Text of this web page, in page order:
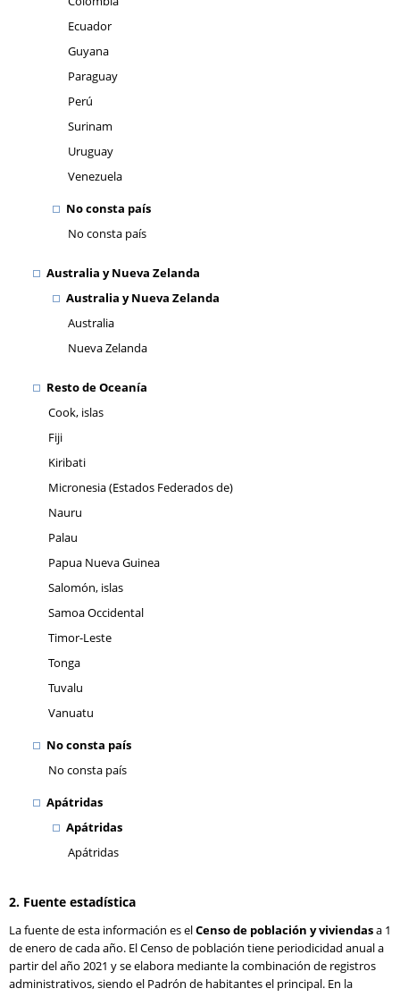
Ecuador
Guyana
Paraguay
Perú
Surinam
Uruguay
Venezuela
No consta país
No consta país
Australia y Nueva Zelanda
Australia y Nueva Zelanda
Australia
Nueva Zelanda
Resto de Oceanía
Cook, islas
Fiji
Kiribati
Micronesia (Estados Federados de)
Nauru
Palau
Papua Nueva Guinea
Salomón, islas
Samoa Occidental
Timor-Leste
Tonga
Tuvalu
Vanuatu
No consta país
No consta país
Apátridas
Apátridas
Apátridas
2. Fuente estadística
La fuente de esta información es elCenso de población y viviendasa 1
de enero de cada año. El Censo de población tiene periodicidad anual a
partir del año 2021 y se elabora mediante la combinación de registros
administrativos, siendo el Padrón de habitantes el principal. En la